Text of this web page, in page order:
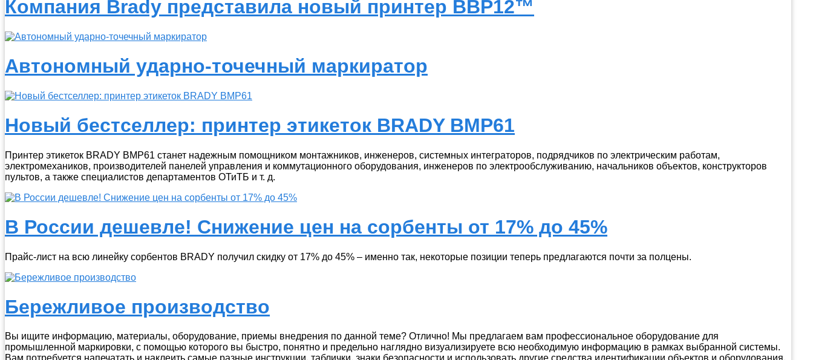
Компания Brady представила новый принтер BBP12™
Автономный ударно-точечный маркиратор
Новый бестселлер: принтер этикеток BRADY BMP61
Принтер этикеток BRADY BMP61 станет надежным помощником монтажников, инженеров, системных интеграторов, подрядчиков по электрическим работам,
электромехаников, производителей панелей управления и коммутационного оборудования, инженеров по электрообслуживанию, начальников объектов, конструкторов
пультов, а также специалистов департаментов ОТиТБ и т. д.
В России дешевле! Снижение цен на сорбенты от 17% до 45%
Прайс-лист на всю линейку сорбентов BRADY получил скидку от 17% до 45% – именно так, некоторые позиции теперь предлагаются почти за полцены.
Бережливое производство
Вы ищите информацию, материалы, оборудование, приемы внедрения по данной теме? Отлично! Мы предлагаем вам профессиональное оборудование для
промышленной маркировки, с помощью которого вы быстро, понятно и предельно наглядно визуализируете всю необходимую информацию в рамках выбранной системы.